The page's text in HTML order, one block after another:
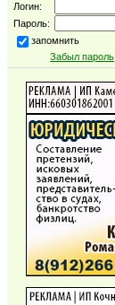
Логин:
Пароль:
запомнить
Забыл пароль